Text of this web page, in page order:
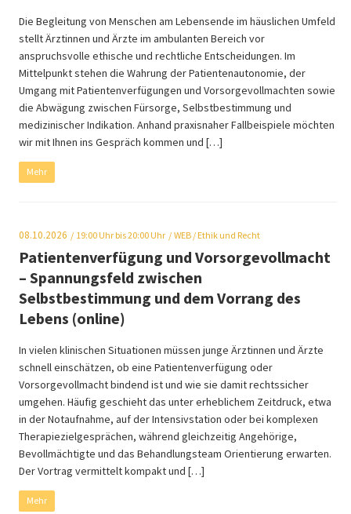
Die Begleitung von Menschen am Lebensende im häuslichen Umfeld
stellt Ärztinnen und Ärzte im ambulanten Bereich vor
anspruchsvolle ethische und rechtliche Entscheidungen. Im
Mittelpunkt stehen die Wahrung der Patientenautonomie, der
Umgang mit Patientenverfügungen und Vorsorgevollmachten sowie
die Abwägung zwischen Fürsorge, Selbstbestimmung und
medizinischer Indikation. Anhand praxisnaher Fallbeispiele möchten
wir mit Ihnen ins Gespräch kommen und […]
Mehr
08.10.2026 19:00 Uhr bis 20:00 Uhr WEB / Ethik und Recht
Patientenverfügung und Vorsorgevollmacht
– Spannungsfeld zwischen
Selbstbestimmung und dem Vorrang des
Lebens (online)
In vielen klinischen Situationen müssen junge Ärztinnen und Ärzte
schnell einschätzen, ob eine Patientenverfügung oder
Vorsorgevollmacht bindend ist und wie sie damit rechtssicher
umgehen. Häufig geschieht das unter erheblichem Zeitdruck, etwa
in der Notaufnahme, auf der Intensivstation oder bei komplexen
Therapiezielgesprächen, während gleichzeitig Angehörige,
Bevollmächtigte und das Behandlungsteam Orientierung erwarten.
Der Vortrag vermittelt kompakt und […]
Mehr